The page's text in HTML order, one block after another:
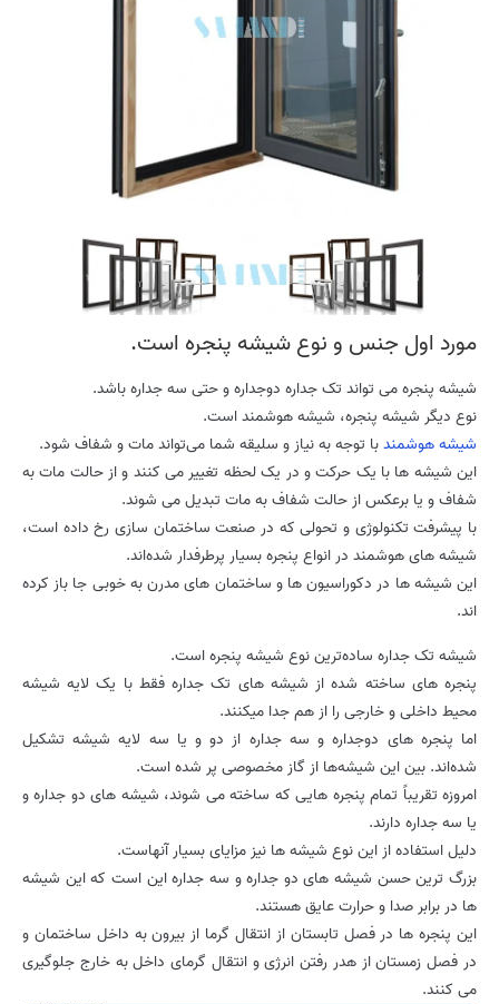
مورد اول جنس و نوع شیشه پنجره است.
شیشه پنجره می تواند تک جداره دوجداره و حتی سه جداره باشد.
نوع دیگر شیشه پنجره، شیشه هوشمند است.
شیشه هوشمندبا توجه به نیاز و سلیقه شما می‌تواند مات و شفاف شود.
این شیشه ها با یک حرکت و در یک لحظه تغییر می کنند و از حالت مات به
شفاف و یا برعکس از حالت شفاف به مات تبدیل می شوند.
با پیشرفت تکنولوژی و تحولی که در صنعت ساختمان سازی رخ داده است،
شیشه های هوشمند در انواع پنجره بسیار پرطرفدار شده‌اند.
این شیشه ها در دکوراسیون ها و ساختمان های مدرن به خوبی جا باز کرده‌
اند.
شیشه تک جداره ساده‌ترین نوع شیشه پنجره است.
پنجره های ساخته شده از شیشه های تک جداره فقط با یک لایه شیشه
محیط داخلی و خارجی را از هم جدا میکنند.
اما پنجره های دوجداره و سه جداره از دو و یا سه لایه شیشه تشکیل
شده‌اند. بین این شیشه‌ها از گاز مخصوصی پر شده است.
امروزه تقریباً تمام پنجره هایی که ساخته می شوند، شیشه های دو جداره و
یا سه جداره دارند.
دلیل استفاده از این نوع شیشه ها نیز مزایای بسیار آنهاست.
بزرگ ترین حسن شیشه های دو جداره و سه جداره این است که این شیشه
ها در برابر صدا و حرارت عایق هستند.
این پنجره ها در فصل تابستان از انتقال گرما از بیرون به داخل ساختمان و
در فصل زمستان از هدر رفتن انرژی و انتقال گرمای داخل به خارج جلوگیری
می کنند.